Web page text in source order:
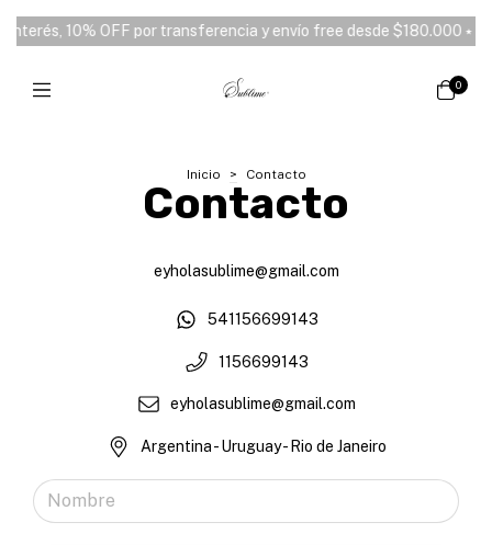
10% OFF por transferencia y envío free desde $180.000 ⭑
0
Inicio > Contacto
Contacto
eyholasublime@gmail.com
541156699143
1156699143
eyholasublime@gmail.com
Argentina - Uruguay - Rio de Janeiro